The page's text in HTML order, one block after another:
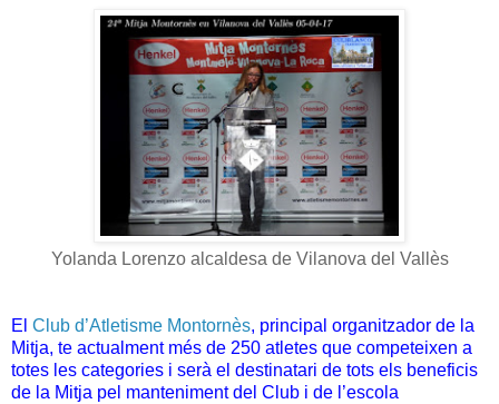
Yolanda Lorenzo alcaldesa de Vilanova del Vallès
El Club d’Atletisme Montornès, principal organitzador de la
Mitja, te actualment més de 250 atletes que competeixen a
totes les categories i serà el destinatari de tots els beneficis
de la Mitja pel manteniment del Club i de l’escola